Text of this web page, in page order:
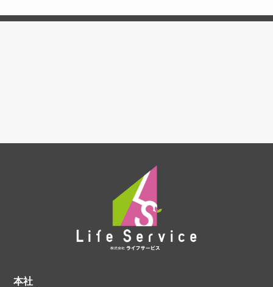
本社